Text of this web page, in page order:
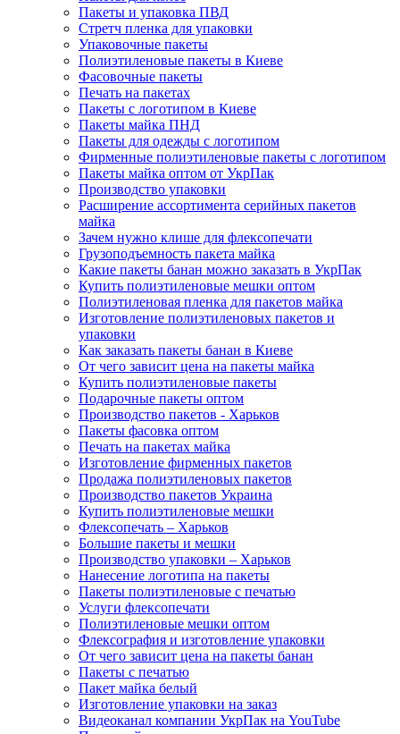
Пакеты и упаковка ПВД
Стретч пленка для упаковки
Упаковочные пакеты
Полиэтиленовые пакеты в Киеве
Фасовочные пакеты
Печать на пакетах
Пакеты с логотипом в Киеве
Пакеты майка ПНД
Пакеты для одежды с логотипом
Фирменные полиэтиленовые пакеты с логотипом
Пакеты майка оптом от УкрПак
Производство упаковки
Расширение ассортимента серийных пакетов
майка
Зачем нужно клише для флексопечати
Грузоподъемность пакета майка
Какие пакеты банан можно заказать в УкрПак
Купить полиэтиленовые мешки оптом
Полиэтиленовая пленка для пакетов майка
Изготовление полиэтиленовых пакетов и
упаковки
Как заказать пакеты банан в Киеве
От чего зависит цена на пакеты майка
Купить полиэтиленовые пакеты
Подарочные пакеты оптом
Производство пакетов - Харьков
Пакеты фасовка оптом
Печать на пакетах майка
Изготовление фирменных пакетов
Продажа полиэтиленовых пакетов
Производство пакетов Украина
Купить полиэтиленовые мешки
Флексопечать – Харьков
Большие пакеты и мешки
Производство упаковки – Харьков
Нанесение логотипа на пакеты
Пакеты полиэтиленовые с печатью
Услуги флексопечати
Полиэтиленовые мешки оптом
Флексография и изготовление упаковки
От чего зависит цена на пакеты банан
Пакеты с печатью
Пакет майка белый
Изготовление упаковки на заказ
Видеоканал компании УкрПак на YouTube